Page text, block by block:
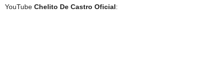
YouTube Chelito De Castro Oficial: